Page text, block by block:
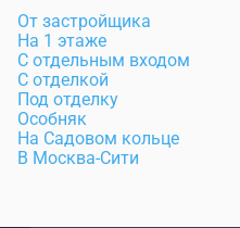
От застройщика
На 1 этаже
С отдельным входом
С отделкой
Под отделку
Особняк
На Садовом кольце
В Москва-Сити